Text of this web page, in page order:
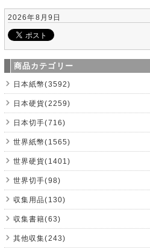
2026年8月9日
商品カテゴリー
日本紙幣(3592)
日本硬貨(2259)
日本切手(716)
世界紙幣(1565)
世界硬貨(1401)
世界切手(98)
収集用品(130)
収集書籍(63)
其他収集(243)